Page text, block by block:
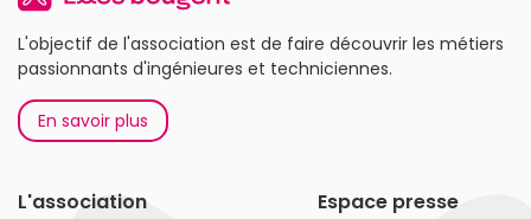
L'objectif de l'association est de faire découvrir les métiers
passionnants d'ingénieures et techniciennes.
En savoir plus
L'association Espace presse